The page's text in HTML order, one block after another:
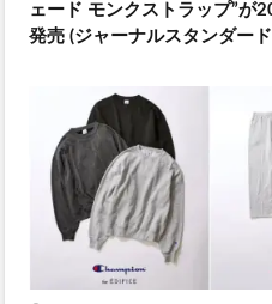
ェード モンクストラップ”が
発売 (ジャーナルスタンダー